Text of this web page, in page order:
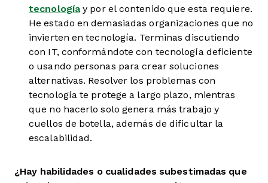
tecnologíay por el contenido que esta requiere.
He estado en demasiadas organizaciones que no
invierten en tecnología. Terminas discutiendo
con IT, conformándote con tecnología deficiente
o usando personas para crear soluciones
alternativas. Resolver los problemas con
tecnología te protege a largo plazo, mientras
que no hacerlo solo genera más trabajo y
cuellos de botella, además de dificultar la
escalabilidad.
¿Hay habilidades o cualidades subestimadas que